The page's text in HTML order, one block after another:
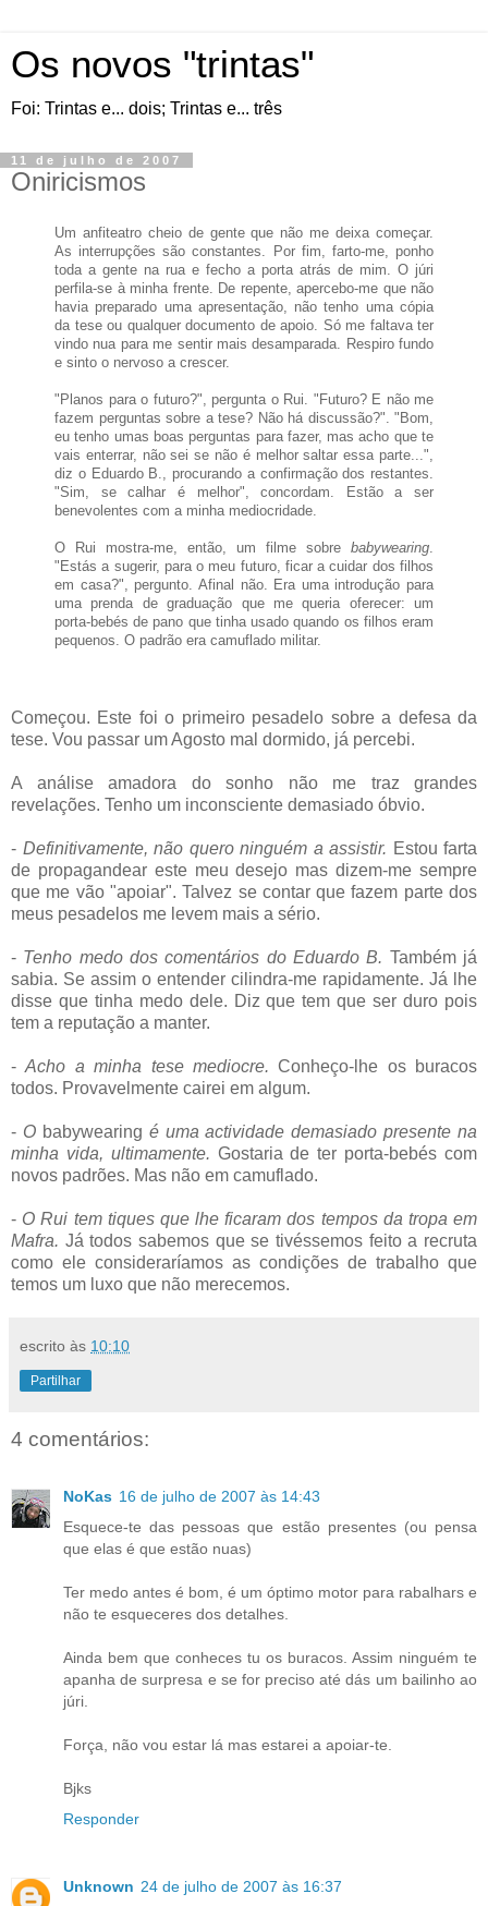
Os novos "trintas"
Foi: Trintas e... dois; Trintas e... três
11 de julho de 2007
Oniricismos
Um anfiteatro cheio de gente que não me deixa começar.
As interrupções são constantes. Por fim, farto-me, ponho
toda a gente na rua e fecho a porta atrás de mim. O júri
perfila-se à minha frente. De repente, apercebo-me que não
havia preparado uma apresentação, não tenho uma cópia
da tese ou qualquer documento de apoio. Só me faltava ter
vindo nua para me sentir mais desamparada. Respiro fundo
e sinto o nervoso a crescer.
"Planos para o futuro?", pergunta o Rui. "Futuro? E não me
fazem perguntas sobre a tese? Não há discussão?". "Bom,
eu tenho umas boas perguntas para fazer, mas acho que te
vais enterrar, não sei se não é melhor saltar essa parte...",
diz o Eduardo B., procurando a confirmação dos restantes.
"Sim, se calhar é melhor", concordam. Estão a ser
benevolentes com a minha mediocridade.
O Rui mostra-me, então, um filme sobre babywearing
"Estás a sugerir, para o meu futuro, ficar a cuidar dos filhos
em casa?", pergunto. Afinal não. Era uma introdução para
uma prenda de graduação que me queria oferecer: um
porta-bebés de pano que tinha usado quando os filhos eram
pequenos. O padrão era camuflado militar.
Começou. Este foi o primeiro pesadelo sobre a defesa da
tese. Vou passar um Agosto mal dormido, já percebi.
A análise amadora do sonho não me traz grandes
revelações. Tenho um inconsciente demasiado óbvio.
- Definitivamente, não quero ninguém a assistir. Estou farta
de propagandear este meu desejo mas dizem-me sempre
que me vão "apoiar". Talvez se contar que fazem parte dos
meus pesadelos me levem mais a sério.
- Tenho medo dos comentários do Eduardo B. Também já
sabia. Se assim o entender cilindra-me rapidamente. Já lhe
disse que tinha medo dele. Diz que tem que ser duro pois
tem a reputação a manter.
-Acho a minha tese mediocre. Conheço-lhe os buracos
todos. Provavelmente cairei em algum.
- Obabywearing é uma actividade demasiado presente na
minha vida, ultimamente. Gostaria de ter porta-bebés com
novos padrões. Mas não em camuflado.
- O Rui tem tiques que lhe ficaram dos tempos da tropa em
Mafra. Já todos sabemos que se tivéssemos feito a recruta
como ele consideraríamos as condições de trabalho que
temos um luxo que não merecemos.
escrito às 10:10
Partilhar
4 comentários:
NoKas 16 de julho de 2007 às 14:43
Esquece-te das pessoas que estão presentes (ou pensa
que elas é que estão nuas)
Ter medo antes é bom, é um óptimo motor para rabalhars e
não te esqueceres dos detalhes.
Ainda bem que conheces tu os buracos. Assim ninguém te
apanha de surpresa e se for preciso até dás um bailinho ao
júri.
Força, não vou estar lá mas estarei a apoiar-te.
Bjks
Responder
Unknown 24 de julho de 2007 às 16:37